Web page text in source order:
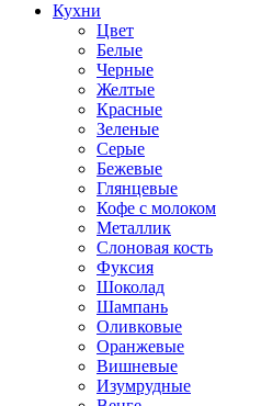
Кухни
Цвет
Белые
Черные
Желтые
Красные
Зеленые
Серые
Бежевые
Глянцевые
Кофе с молоком
Металлик
Слоновая кость
Фуксия
Шоколад
Шампань
Оливковые
Оранжевые
Вишневые
Изумрудные